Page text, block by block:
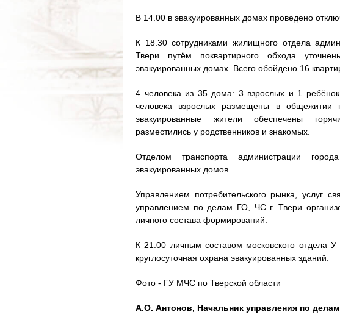
В 14.00 в эвакуированных домах проведено
К 18.30 сотрудниками жилищного отдела
Твери путём поквартирного обхода
эвакуированных домах. Всего обойдено 16
4 человека из 35 дома: 3 взрослых и 1
человека взрослых размещены в
эвакуированные жители обеспечены
разместились у родственников и знакомых.
Отделом транспорта администрации
эвакуированных домов.
Управлением потребительского рынка, услуг
управлением по делам ГО, ЧС г. Твери
личного состава формирований.
К 21.00 личным составом московского отдела
круглосуточная охрана эвакуированных зданий.
Фото - ГУ МЧС по Тверской области
А.О. Антонов, Начальник управления по